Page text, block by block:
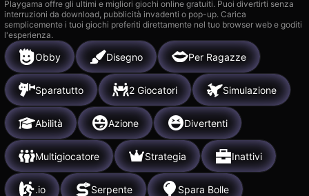
Playgama offre gli ultimi e migliori giochi online gratuiti. Puoi divertirti senza
interruzioni da download, pubblicità invadenti o pop-up. Carica
semplicemente i tuoi giochi preferiti direttamente nel tuo browser web e goditi
l'esperienza.
Obby Disegno Per Ragazze
Sparatutto 2 Giocatori Simulazione
Abilità Azione Divertenti
Multigiocatore Strategia Inattivi
.io Serpente Spara Bolle